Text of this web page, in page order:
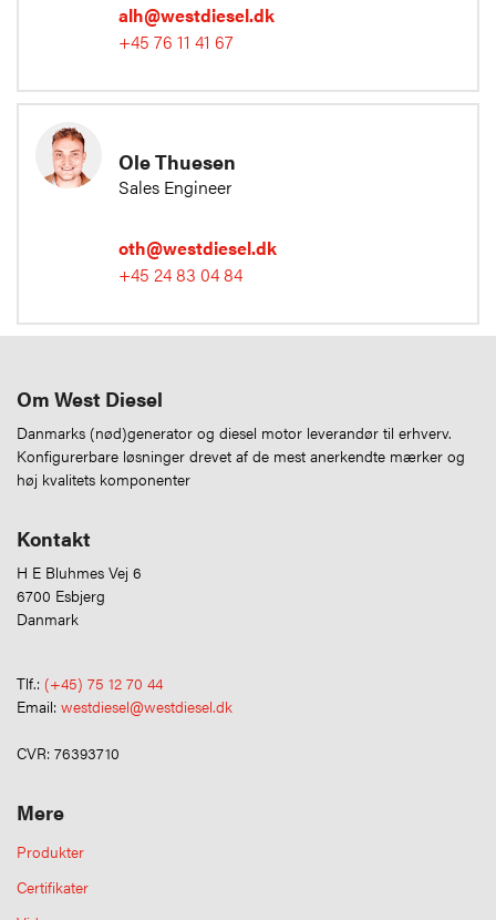
alh@westdiesel.dk
+45 76 11 41 67
Ole Thuesen
Sales Engineer
oth@westdiesel.dk
+45 24 83 04 84
Om West Diesel
Danmarks (nød)generator og diesel motor leverandør til erhverv.
Konfigurerbare løsninger drevet af de mest anerkendte mærker og
høj kvalitets komponenter
Kontakt
H E Bluhmes Vej 6
6700 Esbjerg
Danmark
Tlf.: (+45) 75 12 70 44
Email: westdiesel@westdiesel.dk
CVR: 76393710
Mere
Produkter
Certifikater